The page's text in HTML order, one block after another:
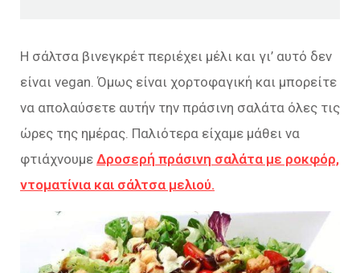
Η σάλτσα βινεγκρέτ περιέχει μέλι και γι’ αυτό δεν
είναι vegan. Όμως είναι χορτοφαγική και μπορείτε
να απολαύσετε αυτήν την πράσινη σαλάτα όλες τις
ώρες της ημέρας. Παλιότερα είχαμε μάθει να
φτιάχνουμε Δροσερή πράσινη σαλάτα με ροκφόρ,
ντοματίνια και σάλτσα μελιού.